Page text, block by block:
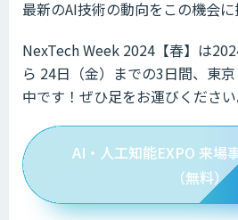
最新のAI技術の動向をこの機会に
NexTech Week 2024【春】は
ら 24日（金）までの3日間、東
中です！ぜひ足をお運びください
AI・人工知能EXPO 来場
（無料）